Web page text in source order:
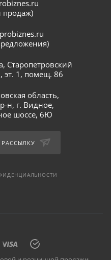
продаж)
Старопетровский
эт. 1, помещ. 86
область,
н, г. Видное,
шоссе, 6Ю